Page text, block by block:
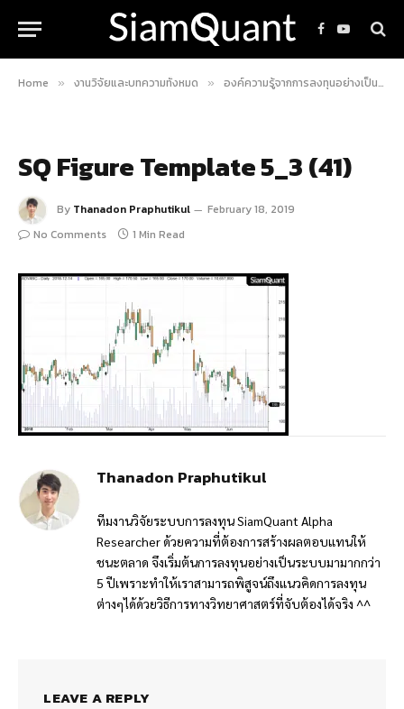
Facebook
YouTube
Home » งานวิจัยและบทความทั้งหมด » องค์ความรู้จากการลงทุนอย่างเป็นระบบ
SQ Figure Template 5_3 (41)
By Thanadon Praphutikul
February 18, 2019
No Comments
1 Min Read
Thanadon Praphutikul
ทีมงานวิจัยระบบการลงทุน SiamQuant Alpha
Researcher ด้วยความที่ต้องการสร้างผลตอบแทนให้
ชนะตลาด จึงเริ่มต้นการลงทุนอย่างเป็นระบบมามากกว่า
5 ปีเพราะทำให้เราสามารถพิสูจน์ถึงแนวคิดการลงทุน
ต่างๆได้ด้วยวิธีการทางวิทยาศาสตร์ที่จับต้องได้จริง ^^
LEAVE A REPLY